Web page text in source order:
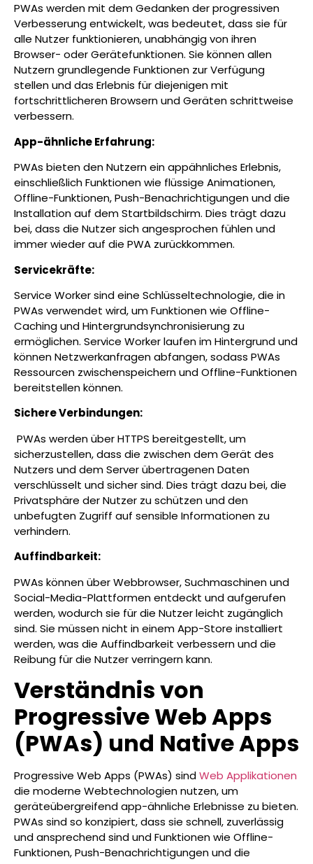
PWAs werden mit dem Gedanken der progressiven
Verbesserung entwickelt, was bedeutet, dass sie für
alle Nutzer funktionieren, unabhängig von ihren
Browser- oder Gerätefunktionen. Sie können allen
Nutzern grundlegende Funktionen zur Verfügung
stellen und das Erlebnis für diejenigen mit
fortschrittlicheren Browsern und Geräten schrittweise
verbessern.
App-ähnliche Erfahrung:
PWAs bieten den Nutzern ein appähnliches Erlebnis,
einschließlich Funktionen wie flüssige Animationen,
Offline-Funktionen, Push-Benachrichtigungen und die
Installation auf dem Startbildschirm. Dies trägt dazu
bei, dass die Nutzer sich angesprochen fühlen und
immer wieder auf die PWA zurückkommen.
Servicekräfte:
Service Worker sind eine Schlüsseltechnologie, die in
PWAs verwendet wird, um Funktionen wie Offline-
Caching und Hintergrundsynchronisierung zu
ermöglichen. Service Worker laufen im Hintergrund und
können Netzwerkanfragen abfangen, sodass PWAs
Ressourcen zwischenspeichern und Offline-Funktionen
bereitstellen können.
Sichere Verbindungen:
PWAs werden über HTTPS bereitgestellt, um
sicherzustellen, dass die zwischen dem Gerät des
Nutzers und dem Server übertragenen Daten
verschlüsselt und sicher sind. Dies trägt dazu bei, die
Privatsphäre der Nutzer zu schützen und den
unbefugten Zugriff auf sensible Informationen zu
verhindern.
Auffindbarkeit:
PWAs können über Webbrowser, Suchmaschinen und
Social-Media-Plattformen entdeckt und aufgerufen
werden, wodurch sie für die Nutzer leicht zugänglich
sind. Sie müssen nicht in einem App-Store installiert
werden, was die Auffindbarkeit verbessern und die
Reibung für die Nutzer verringern kann.
Verständnis von
Progressive Web Apps
(PWAs) und Native Apps
Progressive Web Apps (PWAs) sindWeb Applikationen
die moderne Webtechnologien nutzen, um
geräteübergreifend app-ähnliche Erlebnisse zu bieten.
PWAs sind so konzipiert, dass sie schnell, zuverlässig
und ansprechend sind und Funktionen wie Offline-
Funktionen, Push-Benachrichtigungen und die